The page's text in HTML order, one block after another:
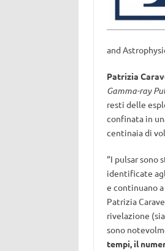
and
Patrizia
Gamma-ray
resti delle
confinata in
centinaia di
“I pulsar sono
identificate
e continuano
Patrizia
rivelazione
sono
tempi, il